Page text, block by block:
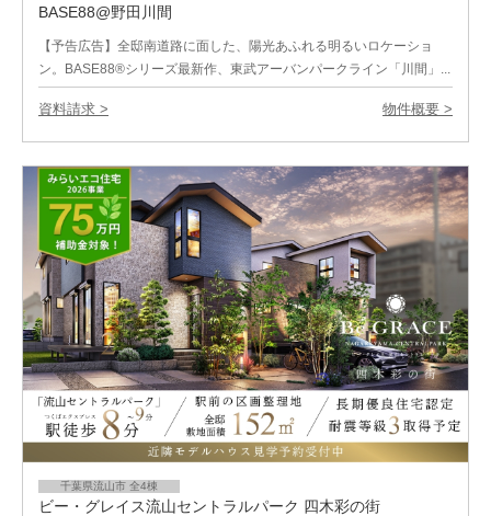
BASE88@野田川間
【予告広告】全邸南道路に面した、陽光あふれる明るいロケーショ
ン。BASE88®シリーズ最新作、東武アーバンパークライン「川間」...
資料請求 > 物件概要 >
千葉県流山市 全4棟
ビー・グレイス流山セントラルパーク 四木彩の街